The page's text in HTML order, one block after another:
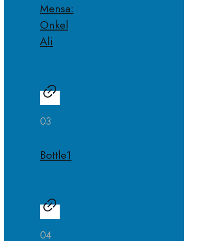
Mensa:
Onkel
Ali
03
Bottle1
04